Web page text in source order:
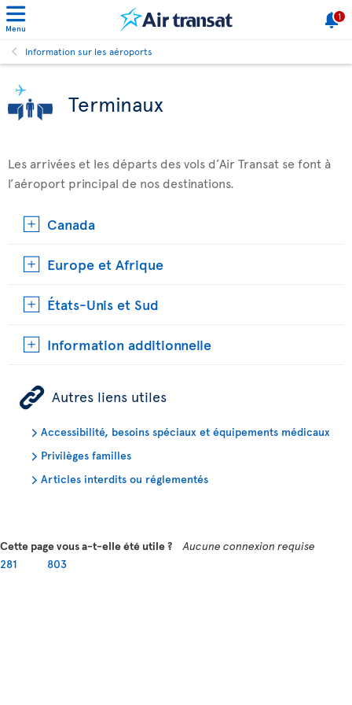
Menu
1
Information sur les aéroports
Terminaux
Les arrivées et les départs des vols d’Air Transat se font à
l’aéroport principal de nos destinations.
Canada
Europe et Afrique
États-Unis et Sud
Information additionnelle
ÿ Autres liens utiles
Accessibilité, besoins spéciaux et équipements médicaux
Privilèges familles
Articles interdits ou réglementés
Cette page vous a-t-elle été utile ?
Aucune connexion requise
281
803